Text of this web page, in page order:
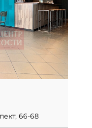
66-68